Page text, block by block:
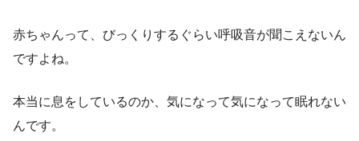
赤ちゃんって、びっくりするぐらい呼吸音が聞こえないん
ですよね。
本当に息をしているのか、気になって気になって眠れない
んです。